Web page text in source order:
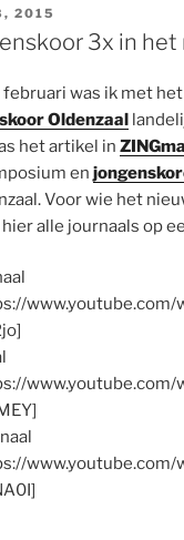
2015
3x in het
februari was ik met het
Oldenzaal
het artikel in
en
Voor wie het
alle journaals op
www.youtube.com/
www.youtube.com/
www.youtube.com/